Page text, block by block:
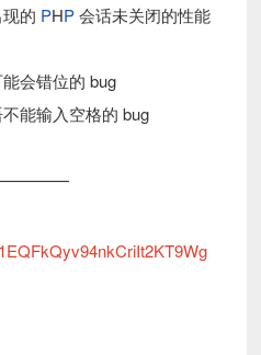
的 PHP会话未关闭的性能
会错位的 bug
能输入空格的 bug